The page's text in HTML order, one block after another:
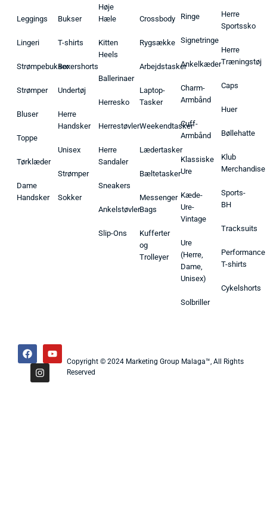
Leggings
Lingeri
Strømpebukser
Strømper
Bluser
Toppe
Tørklæder
Dame
Handsker
Bukser
T-shirts
Boxershorts
Undertøj
Herre
Handsker
Unisex
Strømper
Sokker
Høje
Hæle
Kitten
Heels
Ballerinaer
Herresko
Herrestøvler
Herre
Sandaler
Sneakers
Ankelstøvler
Slip-Ons
Crossbody
Rygsække
Arbejdstasker
Laptop-
Tasker
Weekendtasker
Lædertasker
Bæltetasker
Messenger
Bags
Kufferter
og
Trolleyer
Ringe
Signetringe
Ankelkæder
Charm-
Armbånd
Cuff-
Armbånd
Klassiske
Ure
Kæde-
Ure-
Vintage
Ure
(Herre,
Dame,
Unisex)
Solbriller
Herre
Sportssko
Herre
Træningstøj
Caps
Huer
Bøllehatte
Klub
Merchandise
Sports-
BH
Tracksuits
Performance
T-shirts
Cykelshorts
Copyright © 2024 Marketing Group Malaga™, All Rights
Reserved